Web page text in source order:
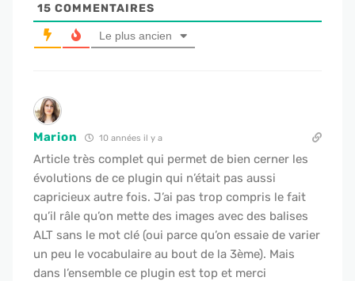
15 COMMENTAIRES
Le plus ancien
Marion 10 années il y a
Article très complet qui permet de bien cerner les
évolutions de ce plugin qui n’était pas aussi
capricieux autre fois. J’ai pas trop compris le fait
qu’il râle qu’on mette des images avec des balises
ALT sans le mot clé (oui parce qu’on essaie de varier
un peu le vocabulaire au bout de la 3ème). Mais
dans l’ensemble ce plugin est top et merci